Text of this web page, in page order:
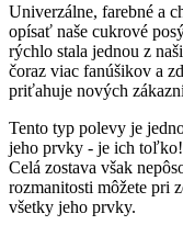
Univerzálne, farebné a
opísať naše cukrové
rýchlo stala jednou z
čoraz viac fanúšikov a
priťahuje nových
Tento typ polevy je
jeho prvky - je ich
Celá zostava však
rozmanitosti môžete pri
všetky jeho prvky.